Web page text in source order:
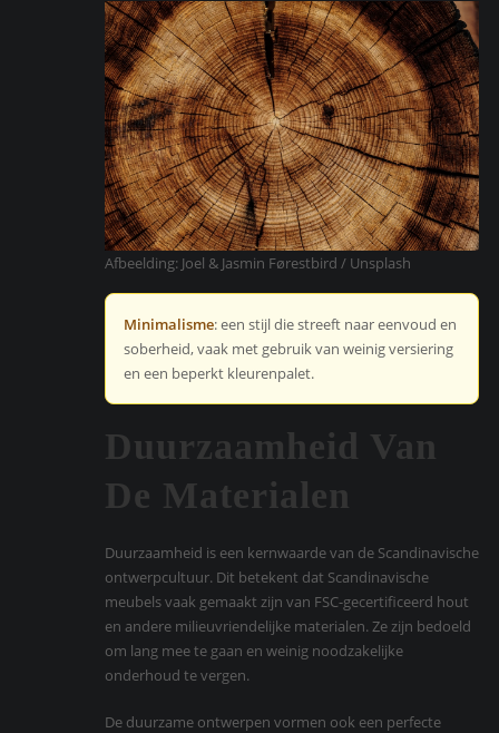
Afbeelding: Joel & Jasmin Førestbird / Unsplash
Minimalisme: een stijl die streeft naar eenvoud en
soberheid, vaak met gebruik van weinig versiering
en een beperkt kleurenpalet.
Duurzaamheid Van
De Materialen
Duurzaamheid is een kernwaarde van de Scandinavische
ontwerpcultuur. Dit betekent dat Scandinavische
meubels vaak gemaakt zijn van FSC-gecertificeerd hout
en andere milieuvriendelijke materialen. Ze zijn bedoeld
om lang mee te gaan en weinig noodzakelijke
onderhoud te vergen.
De duurzame ontwerpen vormen ook een perfecte